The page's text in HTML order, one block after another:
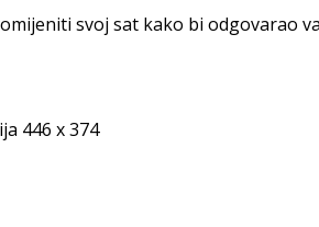
svoj sat kako bi odgovarao
446 x 374